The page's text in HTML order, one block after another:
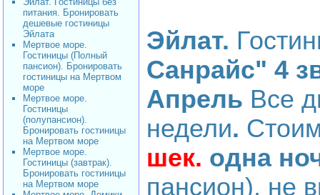
питания. Бронировать
дешевые гостиницы
Эйлата
Мертвое море.
Гостиницы (Полный
пансион). Бронировать
гостиницы на Мертвом
море
Мертвое море.
Гостиницы
(полупансион).
Бронировать гостиницы
на Мертвом море
Мертвое море.
Гостиницы (завтрак).
Бронировать гостиницы
на Мертвом море
Эйлат.
Санрайс" 4
Апрель Все
недели.
шек. одна
пансион), не